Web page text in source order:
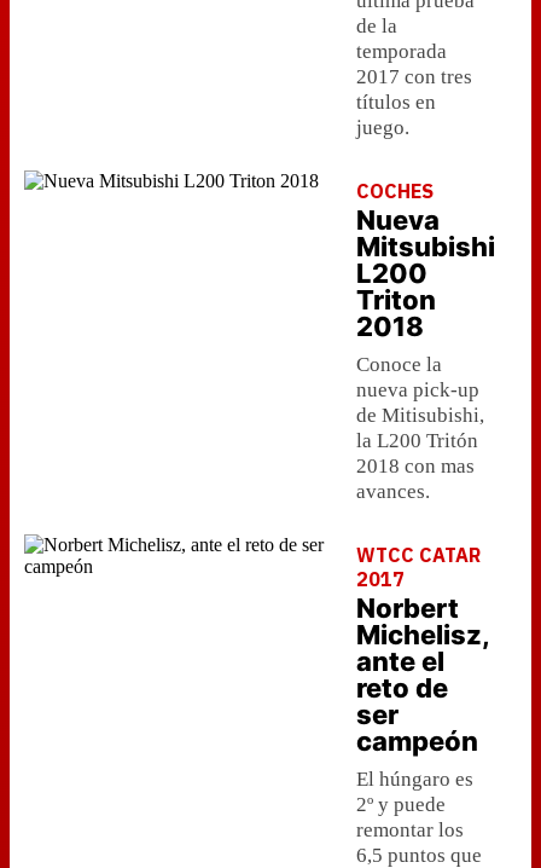
de la
temporada
2017 con tres
títulos en
juego.
COCHES
Nueva
Mitsubishi
L200
Triton
2018
Conoce la
nueva pick-up
de Mitisubishi,
la L200 Tritón
2018 con mas
avances.
WTCC CATAR
2017
Norbert
Michelisz,
ante el
reto de
ser
campeón
El húngaro es
2º y puede
remontar los
6,5 puntos que